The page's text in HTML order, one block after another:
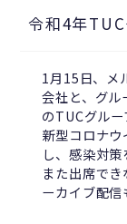
令和4年
1月15日、メ
会社と、グ
のTUCグルー
新型コロナ
し、感染対策
また出席で
ーカイブ配信